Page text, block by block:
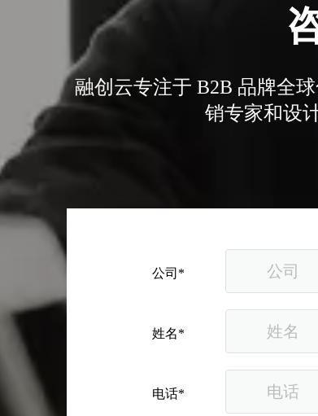
融创云专注于 B2B 品牌全
销专家和设
公司*
姓名*
电话*